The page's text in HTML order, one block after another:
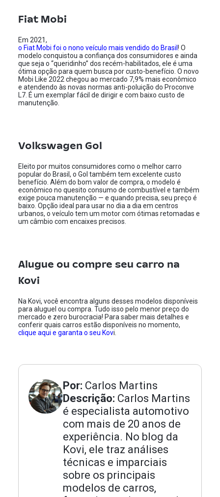
Fiat Mobi
Em 2021,
o Fiat Mobi foi o nono veículo mais vendido do Brasil! O
modelo conquistou a confiança dos consumidores e ainda
que seja o “queridinho” dos recém-habilitados, ele é uma
ótima opção para quem busca por custo-benefício. O novo
Mobi Like 2022 chegou ao mercado 7,9% mais econômico
e atendendo às novas normas anti-poluição do Proconve
L7. É um exemplar fácil de dirigir e com baixo custo de
manutenção.
Volkswagen Gol
Eleito por muitos consumidores como o melhor carro
popular do Brasil, o Gol também tem excelente custo
benefício. Além do bom valor de compra, o modelo é
econômico no quesito consumo de combustível e também
exige pouca manutenção — e quando precisa, seu preço é
baixo. Opção ideal para usar no dia a dia em centros
urbanos, o veículo tem um motor com ótimas retomadas e
um câmbio com encaixes precisos.
Alugue ou compre seu carro na
Kovi
Na Kovi, você encontra alguns desses modelos disponíveis
para aluguel ou compra. Tudo isso pelo menor preço do
mercado e zero burocracia! Para saber mais detalhes e
conferir quais carros estão disponíveis no momento,
clique aqui e garanta o seu Kovi.
Por: Carlos Martins
Descrição: Carlos Martins
é especialista automotivo
com mais de 20 anos de
experiência. No blog da
Kovi, ele traz análises
técnicas e imparciais
sobre os principais
modelos de carros,